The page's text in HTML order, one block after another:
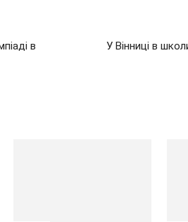
в
У Вінниці в